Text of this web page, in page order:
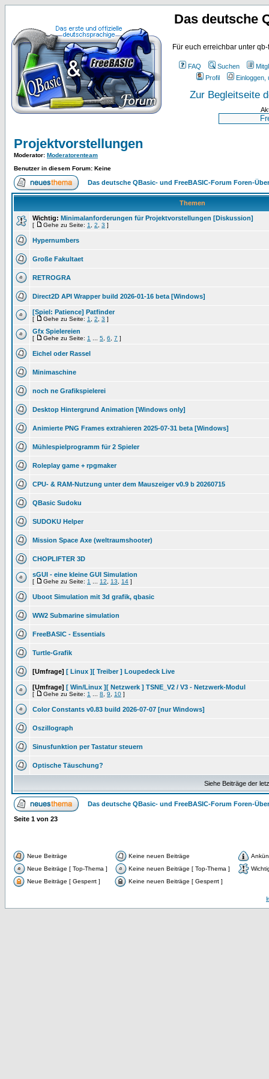
Das deutsche
Für euch erreichbar unter
FAQ Suchen
Profil
Einloggen,
Zur Begleitseite
Projektvorstellungen
Moderator: Moderatorenteam
Benutzer in diesem Forum: Keine
Das deutsche QBasic- und FreeBASIC-Forum Foren-
Themen
Wichtig: Minimalanforderungen für Projektvorstellungen [Diskussion]
[ Gehe zu Seite: 1 2 3 ]
Hypernumbers
Große Fakultaet
RETROGRA
Direct2D API Wrapper build 2026-01-16 beta [Windows]
[Spiel: Patience] Patfinder
[ Gehe zu Seite: 1 2 3 ]
Gfx Spielereien
[ Gehe zu Seite: 1 5 6 7 ]
Eichel oder Rassel
Minimaschine
noch ne Grafikspielerei
Desktop Hintergrund Animation [Windows only]
Animierte PNG Frames extrahieren 2025-07-31 beta [Windows]
Mühlespielprogramm für 2 Spieler
Roleplay game + rpgmaker
CPU- & RAM-Nutzung unter dem Mauszeiger v0.9 b 20260715
QBasic Sudoku
SUDOKU Helper
Mission Space Axe (weltraumshooter)
CHOPLIFTER 3D
sGUI - eine kleine GUI Simulation
[ Gehe zu Seite: 1 12 13 14 ]
Uboot Simulation mit 3d grafik, qbasic
WW2 Submarine simulation
FreeBASIC - Essentials
Turtle-Grafik
[Umfrage] [ Linux ][ Treiber ] Loupedeck Live
[Umfrage] [ Win/Linux ][ Netzwerk ] TSNE_V2 / V3 - Netzwerk-Modul
[ Gehe zu Seite: 1 8 9 10 ]
Color Constants v0.83 build 2026-07-07 [nur Windows]
Oszillograph
Sinusfunktion per Tastatur steuern
Optische Täuschung?
Siehe Beiträge der
Das deutsche QBasic- und FreeBASIC-Forum Foren-
Seite 1 von 23
Neue Beiträge Keine neuen Beiträge
Neue Beiträge [ Top-Thema ]
Keine neuen Beiträge [ Top-Thema ]
Neue Beiträge [ Gesperrt ]
Keine neuen Beiträge [ Gesperrt ]